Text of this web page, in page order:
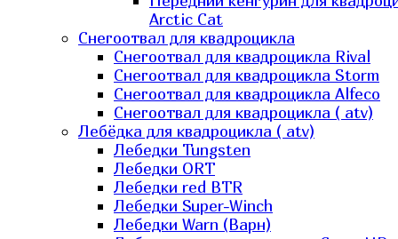
Arctic Cat
Снегоотвал для квадроцикла
Снегоотвал для квадроцикла Rival
Снегоотвал для квадроцикла Storm
Снегоотвал для квадроцикла Alfeco
Снегоотвал для квадроцикла ( atv)
Лебёдка для квадроцикла ( atv)
Лебедки Tungsten
Лебедки ORT
Лебедки red BTR
Лебедки Super-Winch
Лебедки Warn (Варн)